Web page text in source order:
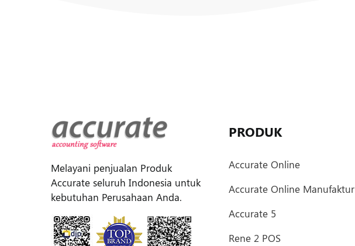
Melayani penjualan Produk
Accurate seluruh Indonesia untuk
kebutuhan Perusahaan Anda.
PRODUK
Accurate Online
Accurate Online Manufaktur
Accurate 5
Rene 2 POS